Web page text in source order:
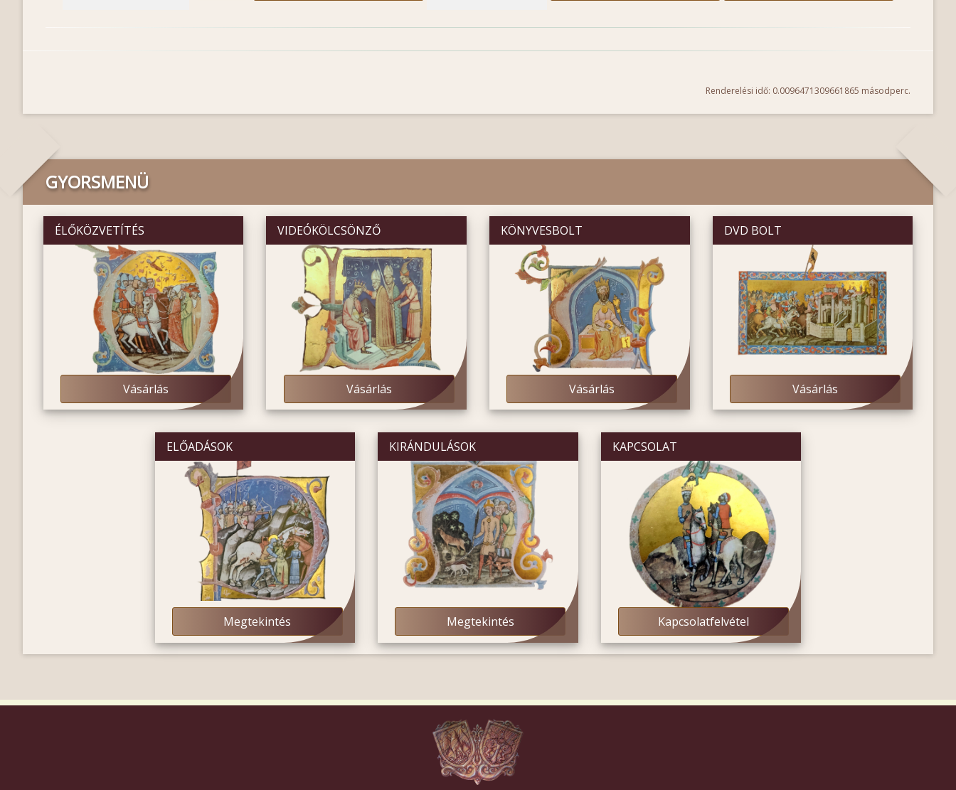
Renderelési idő: 0.0096471309661865 másodperc.
GYORSMENÜ
ÉLŐKÖZVETÍTÉS
Vásárlás
VIDEÓKÖLCSÖNZŐ
Vásárlás
KÖNYVESBOLT
Vásárlás
DVD BOLT
Vásárlás
ELŐADÁSOK
Megtekintés
KIRÁNDULÁSOK
Megtekintés
KAPCSOLAT
Kapcsolatfelvétel